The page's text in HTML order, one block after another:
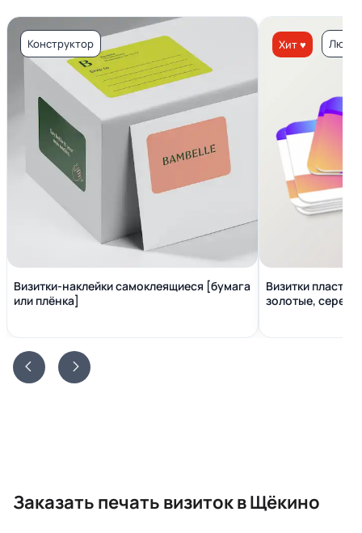
Конструктор
Визитки-наклейки самоклеящиеся [бумага
или плёнка]
Хит ♥ Люкс
Визитки
золотые,
Заказать печать визиток в Щёкино